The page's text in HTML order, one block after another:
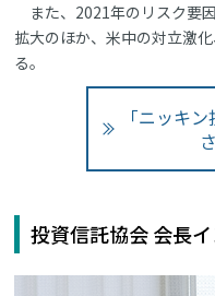
また、2021年のリスク要
拡大のほか、米中の対立激
る。
「ニッキ
投資信託協会 会長